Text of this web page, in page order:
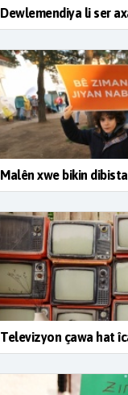
Dewlemendiya li ser
Malên xwe bikin
Televizyon çawa hat